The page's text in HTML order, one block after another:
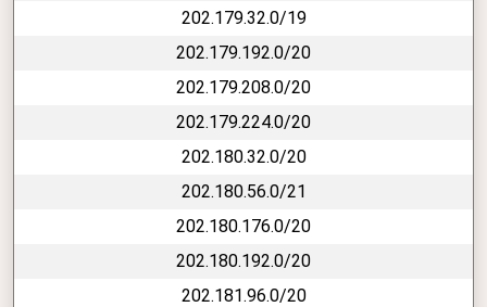
202.179.32.0/19
202.179.192.0/20
202.179.208.0/20
202.179.224.0/20
202.180.32.0/20
202.180.56.0/21
202.180.176.0/20
202.180.192.0/20
202.181.96.0/20